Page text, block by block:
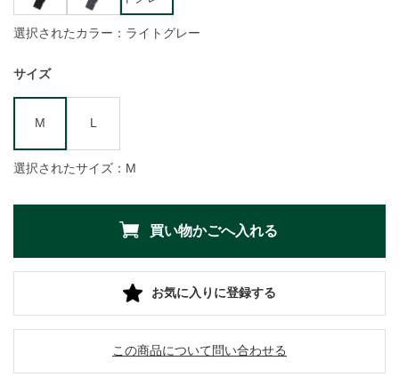
選択されたカラー：ライトグレー
サイズ
M L
選択されたサイズ：M
お気に入りに登録する
この商品について問い合わせる